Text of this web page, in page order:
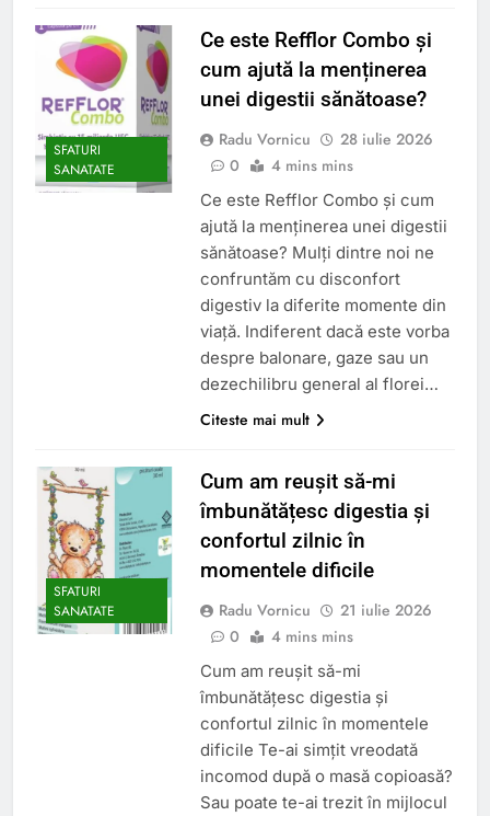
SFATURI
SANATATE
Ce este Refflor Combo și
cum ajută la menținerea
unei digestii sănătoase?
Radu Vornicu
28 iulie 2026
0
4 mins mins
Ce este Refflor Combo și cum
ajută la menținerea unei digestii
sănătoase? Mulți dintre noi ne
confruntăm cu disconfort
digestiv la diferite momente din
viață. Indiferent dacă este vorba
despre balonare, gaze sau un
dezechilibru general al florei…
Citeste mai mult
SFATURI
SANATATE
Cum am reușit să-mi
îmbunătățesc digestia și
confortul zilnic în
momentele dificile
Radu Vornicu
21 iulie 2026
0
4 mins mins
Cum am reușit să-mi
îmbunătățesc digestia și
confortul zilnic în momentele
dificile Te-ai simțit vreodată
incomod după o masă copioasă?
Sau poate te-ai trezit în mijlocul